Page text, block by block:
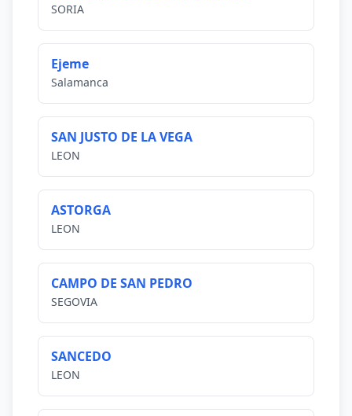
SORIA
Ejeme
Salamanca
SAN JUSTO DE LA VEGA
LEON
ASTORGA
LEON
CAMPO DE SAN PEDRO
SEGOVIA
SANCEDO
LEON